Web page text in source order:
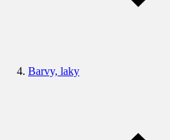
Barvy, laky